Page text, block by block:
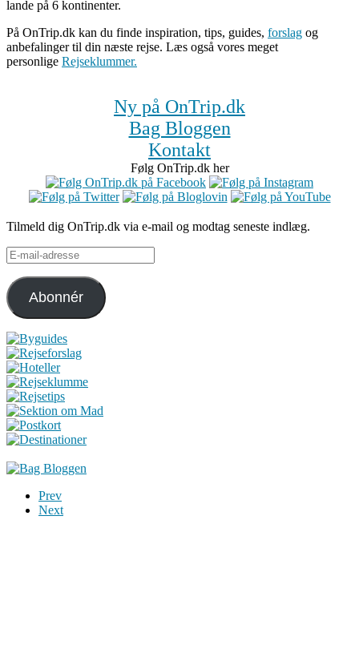
lande på 6 kontinenter.
På OnTrip.dk kan du finde inspiration, tips, guides, forslag og
anbefalinger til din næste rejse. Læs også vores meget
personlige Rejseklummer.
Ny på OnTrip.dk
Bag Bloggen
Kontakt
Følg OnTrip.dk her
Tilmeld dig OnTrip.dk via e-mail og modtag seneste indlæg.
E-
mail-
adresse
Abonnér
Prev
Next